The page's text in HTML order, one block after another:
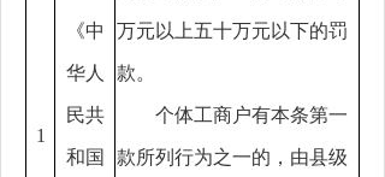
1
《中
华人
民共
和国
万元以上五十万元以下的罚
款。
个体工商户有本条第一
款所列行为之一的，由县级